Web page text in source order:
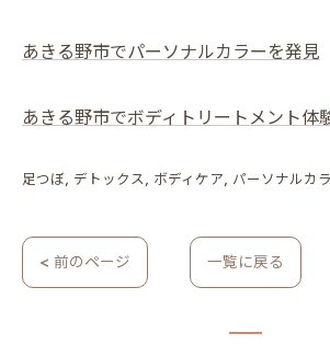
あきる野市でパーソナルカラーを発見
あきる野市でボディトリートメント体
足つぼ デトックス ボディケア パーソナルカ
< 前のページ 一覧に戻る